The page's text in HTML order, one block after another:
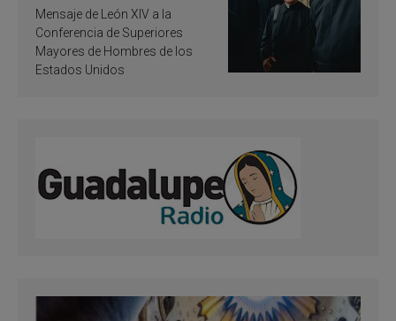
de inspiración y
santificación
Mensaje de León XIV a la
Conferencia de Superiores
Mayores de Hombres de los
Estados Unidos